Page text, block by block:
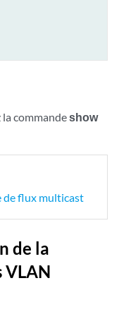
commandeshow
de flux multicast
de la
VLAN